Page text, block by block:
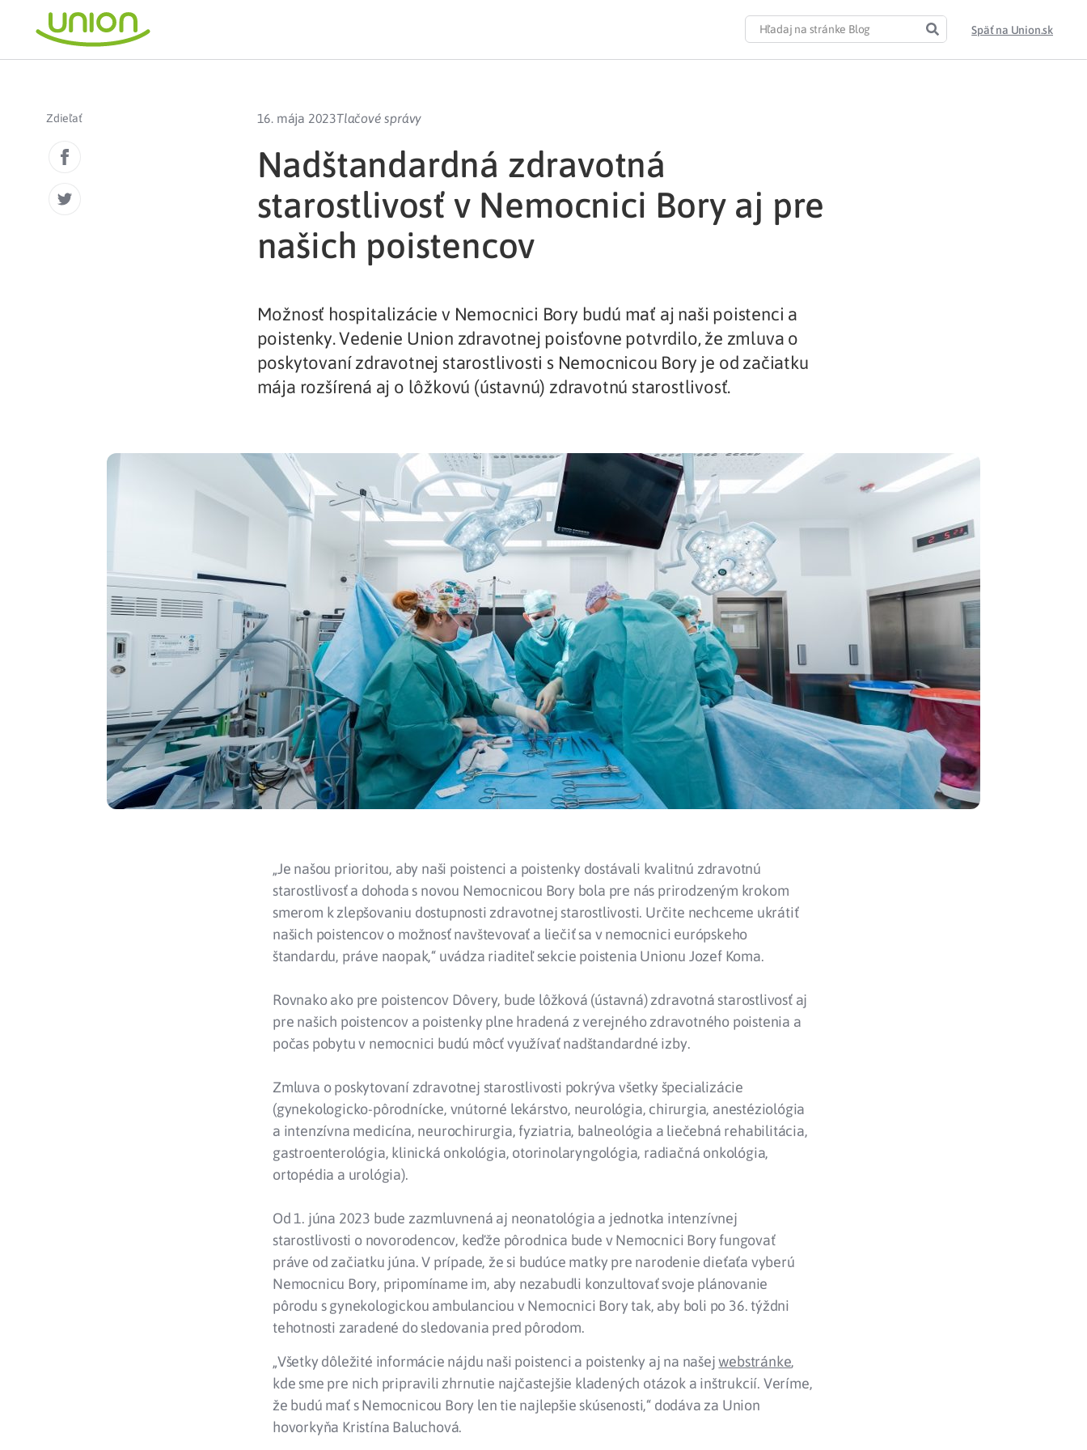
Späť na Union.sk
Zdieľať 16. mája 2023Tlačové správy
Nadštandardná zdravotná
starostlivosť v Nemocnici Bory aj pre
našich poistencov
Možnosť hospitalizácie v Nemocnici Bory budú mať aj naši poistenci a
poistenky. Vedenie Union zdravotnej poisťovne potvrdilo, že zmluva o
poskytovaní zdravotnej starostlivosti s Nemocnicou Bory je od začiatku
mája rozšírená aj o lôžkovú (ústavnú) zdravotnú starostlivosť.
„Je našou prioritou, aby naši poistenci a poistenky dostávali kvalitnú zdravotnú
starostlivosť a dohoda s novou Nemocnicou Bory bola pre nás prirodzeným krokom
smerom k zlepšovaniu dostupnosti zdravotnej starostlivosti. Určite nechceme ukrátiť
našich poistencov o možnosť navštevovať a liečiť sa v nemocnici európskeho
štandardu, práve naopak,“ uvádza riaditeľ sekcie poistenia Unionu Jozef Koma.
Rovnako ako pre poistencov Dôvery, bude lôžková (ústavná) zdravotná starostlivosť aj
pre našich poistencov a poistenky plne hradená z verejného zdravotného poistenia a
počas pobytu v nemocnici budú môcť využívať nadštandardné izby.
Zmluva o poskytovaní zdravotnej starostlivosti pokrýva všetky špecializácie
(gynekologicko-pôrodnícke, vnútorné lekárstvo, neurológia, chirurgia, anestéziológia
a intenzívna medicína, neurochirurgia, fyziatria, balneológia a liečebná rehabilitácia,
gastroenterológia, klinická onkológia, otorinolaryngológia, radiačná onkológia,
ortopédia a urológia).
Od 1. júna 2023 bude zazmluvnená aj neonatológia a jednotka intenzívnej
starostlivosti o novorodencov, keďže pôrodnica bude v Nemocnici Bory fungovať
práve od začiatku júna. V prípade, že si budúce matky pre narodenie dieťaťa vyberú
Nemocnicu Bory, pripomíname im, aby nezabudli konzultovať svoje plánovanie
pôrodu s gynekologickou ambulanciou v Nemocnici Bory tak, aby boli po 36. týždni
tehotnosti zaradené do sledovania pred pôrodom.
„Všetky dôležité informácie nájdu naši poistenci a poistenky aj na našejwebstránke,
kde sme pre nich pripravili zhrnutie najčastejšie kladených otázok a inštrukcií. Veríme,
že budú mať s Nemocnicou Bory len tie najlepšie skúsenosti,“ dodáva za Union
hovorkyňa Kristína Baluchová.